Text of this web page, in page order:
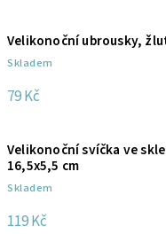
Velikonoční ubrousky,
Skladem
79 Kč
Velikonoční svíčka ve
16,5x5,5 cm
Skladem
119 Kč